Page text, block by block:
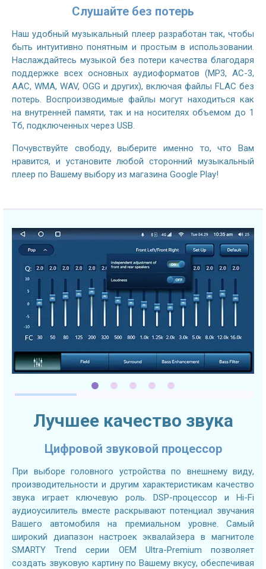
Слушайте без потерь
Наш удобный музыкальный плеер разработан так, чтобы
быть интуитивно понятным и простым в использовании.
Наслаждайтесь музыкой без потери качества благодаря
поддержке всех основных аудиоформатов (MP3, AC-3,
AAC, WMA, WAV, OGG и других), включая файлы FLAC без
потерь. Воспроизводимые файлы могут находиться как
на внутренней памяти, так и на носителях объемом до 1
Тб, подключенных через USB.
Почувствуйте свободу, выберите именно то, что Вам
нравится, и установите любой сторонний музыкальный
плеер по Вашему выбору из магазина Google Play!
Лучшее качество звука
Цифровой звуковой процессор
При выборе головного устройства по внешнему виду,
производительности и другим характеристикам качество
звука играет ключевую роль. DSP-процессор и Hi-Fi
аудиоусилитель вместе раскрывают потенциал звучания
Вашего автомобиля на премиальном уровне. Самый
широкий диапазон настроек эквалайзера в магнитоле
SMARTY Trend серии OEM Ultra-Premium позволяет
создать звуковую картину по Вашему вкусу, обеспечивая